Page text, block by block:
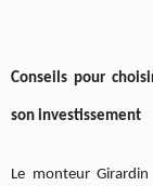
Conseils pour
son investissement
Le monteur